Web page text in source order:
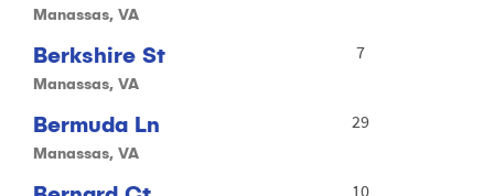
Manassas, VA
Berkshire St
Manassas, VA
7
Bermuda Ln
Manassas, VA
29
10